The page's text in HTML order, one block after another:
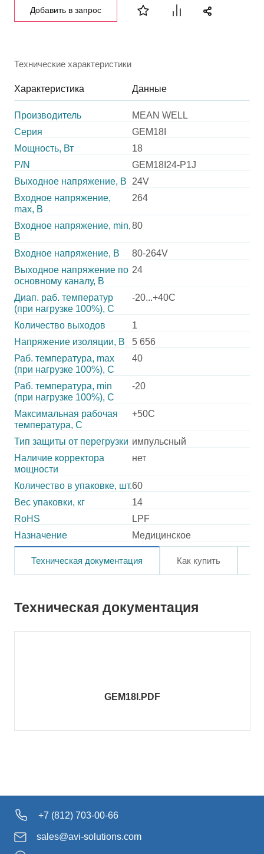
Добавить в запрос
Технические характеристики
Характеристика Данные
Производитель
MEAN WELL
Серия
GEM18I
Мощность, Вт
18
P/N
GEM18I24-P1J
Выходное напряжение, В
24V
Входное напряжение,
max, В
264
Входное напряжение, min,
В
80
Входное напряжение, В
80-264V
Выходное напряжение по
основному каналу, В
24
Диап. раб. температур
(при нагрузке 100%), C
-20...+40C
Количество выходов
1
Напряжение изоляции, В
5 656
Раб. температура, max
(при нагрузке 100%), C
40
Раб. температура, min
(при нагрузке 100%), C
-20
Максимальная рабочая
температура, C
+50C
Тип защиты от перегрузки импульсный
Наличие корректора
мощности
нет
Количество в упаковке, шт.60
Вес упаковки, кг
14
RoHS
LPF
Назначение
Медицинское
Техническая документация Как купить
Техническая документация
GEM18I.PDF
+7 (812) 703-00-66
sales@avi-solutions.com